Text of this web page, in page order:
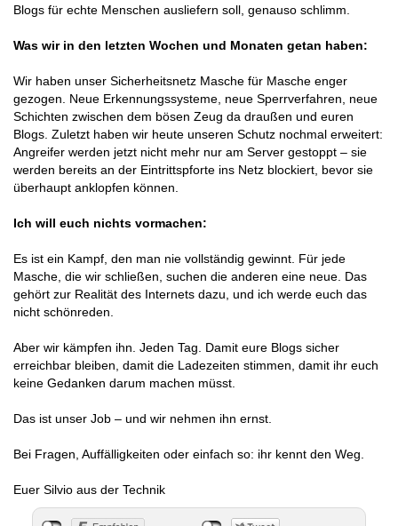
Blogs für echte Menschen ausliefern soll, genauso schlimm.
Was wir in den letzten Wochen und Monaten getan haben:
Wir haben unser Sicherheitsnetz Masche für Masche enger
gezogen. Neue Erkennungssysteme, neue Sperrverfahren, neue
Schichten zwischen dem bösen Zeug da draußen und euren
Blogs. Zuletzt haben wir heute unseren Schutz nochmal erweitert:
Angreifer werden jetzt nicht mehr nur am Server gestoppt – sie
werden bereits an der Eintrittspforte ins Netz blockiert, bevor sie
überhaupt anklopfen können.
Ich will euch nichts vormachen:
Es ist ein Kampf, den man nie vollständig gewinnt. Für jede
Masche, die wir schließen, suchen die anderen eine neue. Das
gehört zur Realität des Internets dazu, und ich werde euch das
nicht schönreden.
Aber wir kämpfen ihn. Jeden Tag. Damit eure Blogs sicher
erreichbar bleiben, damit die Ladezeiten stimmen, damit ihr euch
keine Gedanken darum machen müsst.
Das ist unser Job – und wir nehmen ihn ernst.
Bei Fragen, Auffälligkeiten oder einfach so: ihr kennt den Weg.
Euer Silvio aus der Technik